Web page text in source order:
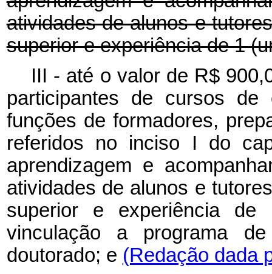
atividades de alunos e
superior e experiência de 1
III - até o valor de R$
participantes de cursos
funções de formadores,
referidos no inciso I do
aprendizagem e
atividades de alunos e
superior e experiência
vinculação a programa
doutorado; e (Redação dada